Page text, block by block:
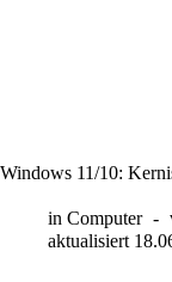
Windows 11/10:
in Computer
aktualisiert